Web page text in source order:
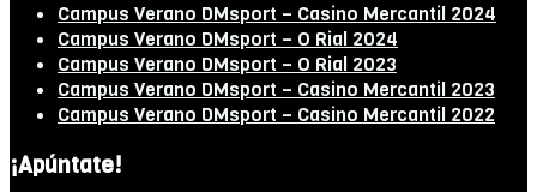
Campus Verano DMsport – Casino Mercantil 2024
Campus Verano DMsport – O Rial 2024
Campus Verano DMsport – O Rial 2023
Campus Verano DMsport – Casino Mercantil 2023
Campus Verano DMsport – Casino Mercantil 2022
¡Apúntate!